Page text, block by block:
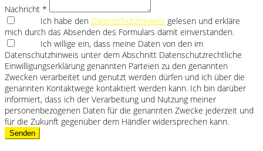
Nachricht *
Ich habe den Datenschutzhinweis gelesen und erkläre
mich durch das Absenden des Formulars damit einverstanden.
Ich willige ein, dass meine Daten von den im
Datenschutzhinweis unter dem Abschnitt Datenschutzrechtliche
Einwilligungserklärung genannten Parteien zu den genannten
Zwecken verarbeitet und genutzt werden dürfen und ich über die
genannten Kontaktwege kontaktiert werden kann. Ich bin darüber
informiert, dass ich der Verarbeitung und Nutzung meiner
personenbezogenen Daten für die genannten Zwecke jederzeit und
für die Zukunft gegenüber dem Händler widersprechen kann.
Senden